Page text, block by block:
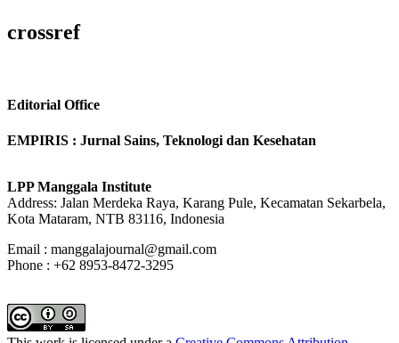
crossref
Editorial Office
EMPIRIS : Jurnal Sains, Teknologi dan Kesehatan
LPP Manggala Institute
Address: Jalan Merdeka Raya, Karang Pule, Kecamatan Sekarbela,
Kota Mataram, NTB 83116, Indonesia
Email : manggalajournal@gmail.com
Phone : +62 8953-8472-3295